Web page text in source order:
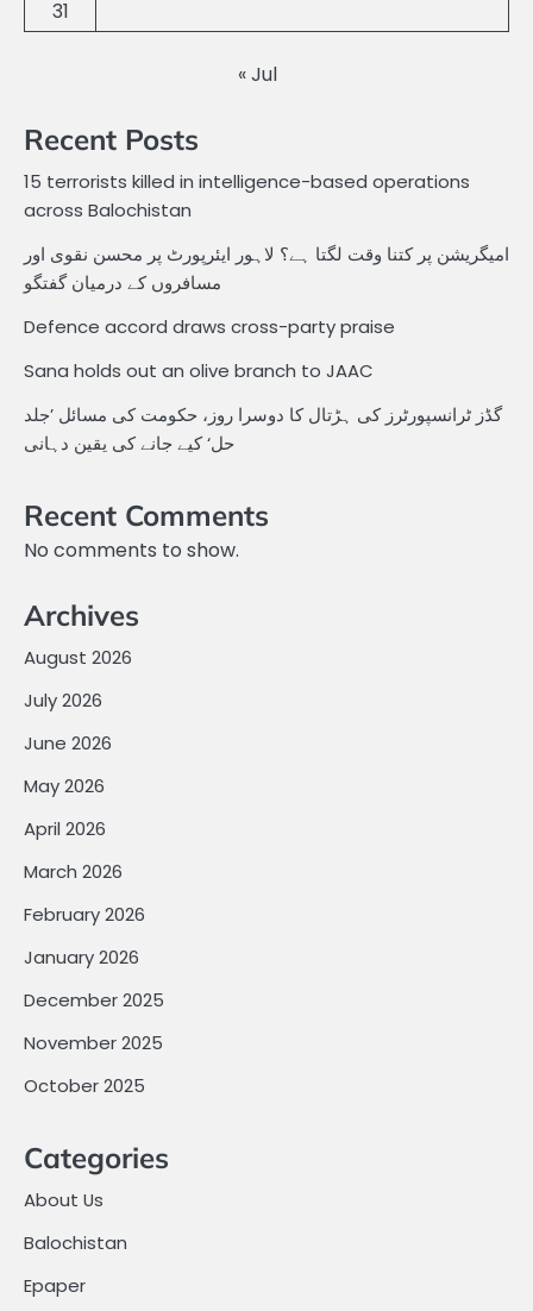
31
« Jul
Recent Posts
15 terrorists killed in intelligence-based operations
across Balochistan
امیگریشن پر کتنا وقت لگتا ہے؟ لاہور ایئرپورٹ پر محسن نقوی اور
مسافروں کے درمیان گفتگو
Defence accord draws cross-party praise
Sana holds out an olive branch to JAAC
گڈز ٹرانسپورٹرز کی ہڑتال کا دوسرا روز، حکومت کی مسائل ’جلد
حل‘ کیے جانے کی یقین دہانی
Recent Comments
No comments to show.
Archives
August 2026
July 2026
June 2026
May 2026
April 2026
March 2026
February 2026
January 2026
December 2025
November 2025
October 2025
Categories
About Us
Balochistan
Epaper